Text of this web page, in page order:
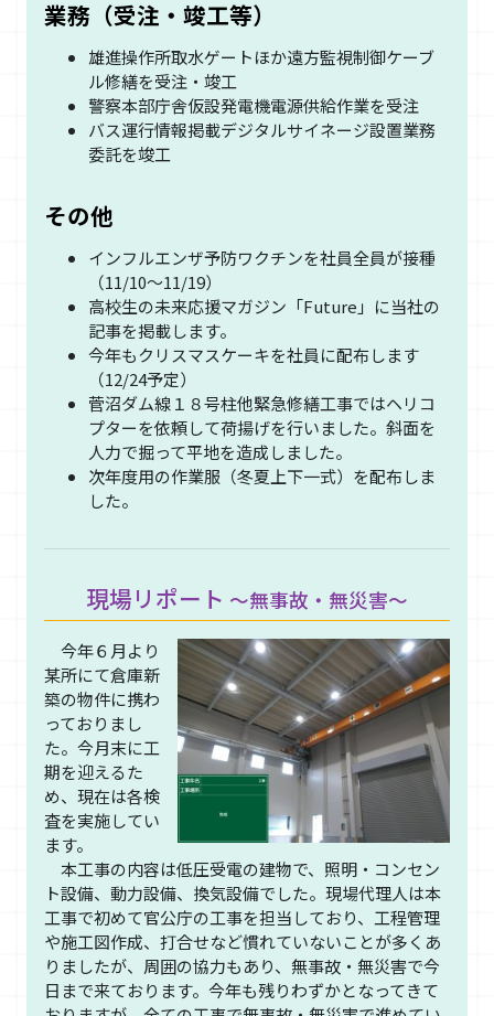
業務（受注・竣工等）
雄進操作所取水ゲートほか遠方監視制御ケーブ
ル修繕を受注・竣工
警察本部庁舎仮設発電機電源供給作業を受注
バス運行情報掲載デジタルサイネージ設置業務
委託を竣工
その他
インフルエンザ予防ワクチンを社員全員が接種
（11/10～11/19）
高校生の未来応援マガジン「Future」に当社の
記事を掲載します。
今年もクリスマスケーキを社員に配布します
（12/24予定）
菅沼ダム線１８号柱他緊急修繕工事ではヘリコ
プターを依頼して荷揚げを行いました。斜面を
人力で掘って平地を造成しました。
次年度用の作業服（冬夏上下一式）を配布しま
した。
現場リポート ～無事故・無災害～
今年６月より
某所にて倉庫新
築の物件に携わ
っておりまし
た。今月末に工
期を迎えるた
め、現在は各検
査を実施してい
ます。
本工事の内容は低圧受電の建物で、照明・コンセン
ト設備、動力設備、換気設備でした。現場代理人は本
工事で初めて官公庁の工事を担当しており、工程管理
や施工図作成、打合せなど慣れていないことが多くあ
りましたが、周囲の協力もあり、無事故・無災害で今
日まで来ております。今年も残りわずかとなってきて